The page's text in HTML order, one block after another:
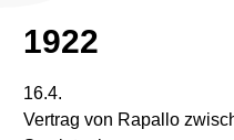
1922
16.4.
Vertrag von Rapallo